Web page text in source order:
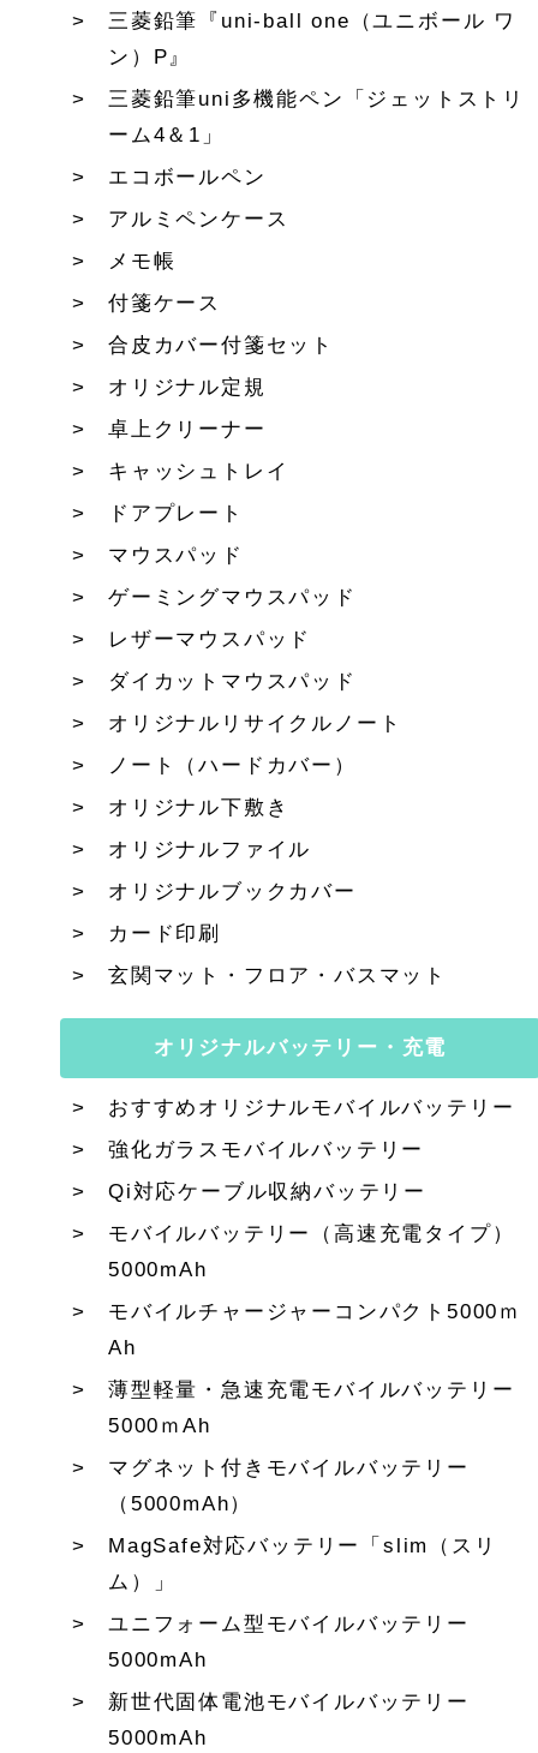
三菱鉛筆『uni-ball one（ユニボール ワ
ン）P』
三菱鉛筆uni多機能ペン「ジェットストリ
ーム4＆1」
エコボールペン
アルミペンケース
メモ帳
付箋ケース
合皮カバー付箋セット
オリジナル定規
卓上クリーナー
キャッシュトレイ
ドアプレート
マウスパッド
ゲーミングマウスパッド
レザーマウスパッド
ダイカットマウスパッド
オリジナルリサイクルノート
ノート（ハードカバー）
オリジナル下敷き
オリジナルファイル
オリジナルブックカバー
カード印刷
玄関マット・フロア・バスマット
オリジナルバッテリー・充電
おすすめオリジナルモバイルバッテリー
強化ガラスモバイルバッテリー
Qi対応ケーブル収納バッテリー
モバイルバッテリー（高速充電タイプ）
5000mAh
モバイルチャージャーコンパクト5000ｍ
Ah
薄型軽量・急速充電モバイルバッテリー
5000ｍAh
マグネット付きモバイルバッテリー
（5000mAh）
MagSafe対応バッテリー「slim（スリ
ム）」
ユニフォーム型モバイルバッテリー
5000mAh
新世代固体電池モバイルバッテリー
5000mAh